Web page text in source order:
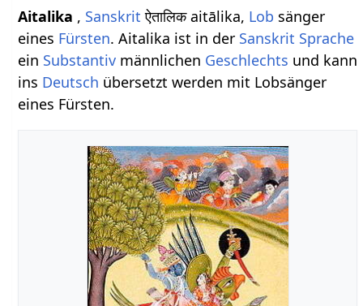
Aitalika , Sanskrit ऐतालिक aitālika, Lob sänger
eines Fürsten. Aitalika ist in der Sanskrit Sprache
ein Substantiv männlichen Geschlechts und kann
ins Deutsch übersetzt werden mit Lobsänger
eines Fürsten.